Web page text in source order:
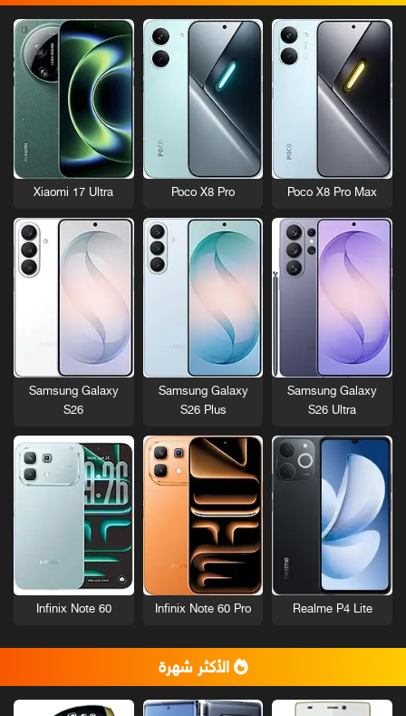
Poco X8 Pro Max
Poco X8 Pro
Xiaomi 17 Ultra
Samsung Galaxy
S26 Ultra
Samsung Galaxy
S26 Plus
Samsung Galaxy
S26
Realme P4 Lite
Infinix Note 60 Pro
Infinix Note 60
الأكثر شهرة